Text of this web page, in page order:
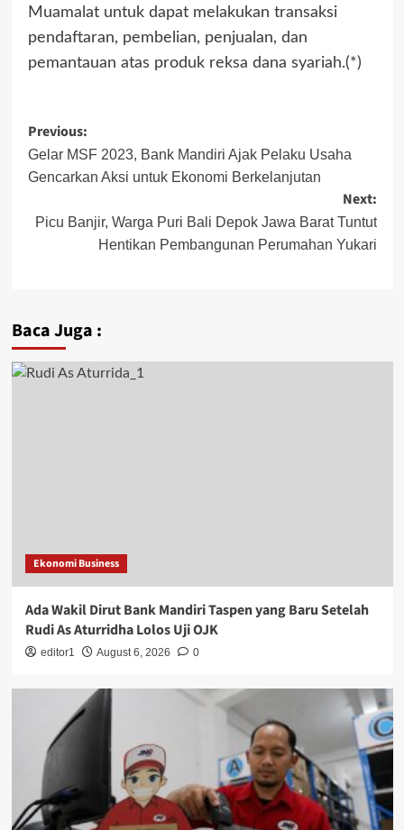
Muamalat untuk dapat melakukan transaksi
pendaftaran, pembelian, penjualan, dan
pemantauan atas produk reksa dana syariah.(*)
Post
navigation
Previous:
Gelar MSF 2023, Bank Mandiri Ajak Pelaku Usaha
Gencarkan Aksi untuk Ekonomi Berkelanjutan
Next:
Picu Banjir, Warga Puri Bali Depok Jawa Barat Tuntut
Hentikan Pembangunan Perumahan Yukari
Baca Juga :
Ekonomi Business
Ada Wakil Dirut Bank Mandiri Taspen yang Baru Setelah
Rudi As Aturridha Lolos Uji OJK
editor1 August 6, 2026 0